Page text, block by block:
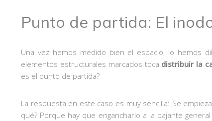
Punto de partida: El
Una vez hemos medido bien el espacio, lo hemos
elementos estructurales marcados toca distribuir la
es el punto de partida?
La respuesta en este caso es muy sencilla: Se
qué? Porque hay que engancharlo a la bajante